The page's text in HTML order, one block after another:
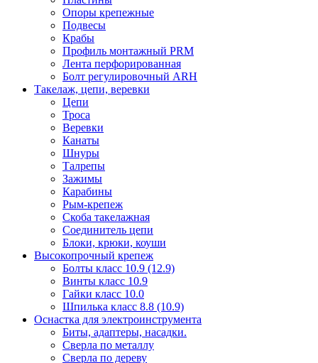
Опоры крепежные
Подвесы
Крабы
Профиль монтажный PRM
Лента перфорированная
Болт регулировочный ARH
Такелаж, цепи, веревки
Цепи
Троса
Веревки
Канаты
Шнуры
Талрепы
Зажимы
Карабины
Рым-крепеж
Скоба такелажная
Соединитель цепи
Блоки, крюки, коуши
Высокопрочный крепеж
Болты класс 10.9 (12.9)
Винты класс 10.9
Гайки класс 10.0
Шпилька класс 8.8 (10.9)
Оснастка для электроинструмента
Биты, адаптеры, насадки.
Сверла по металлу
Сверла по дереву